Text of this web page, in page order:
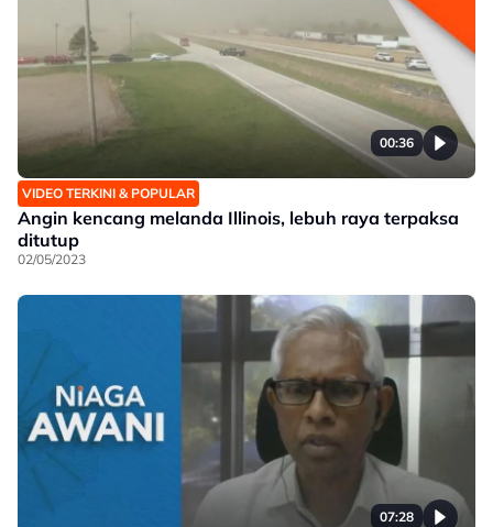
00:36
VIDEO TERKINI & POPULAR
Angin kencang melanda Illinois, lebuh raya terpaksa
ditutup
02/05/2023
07:28